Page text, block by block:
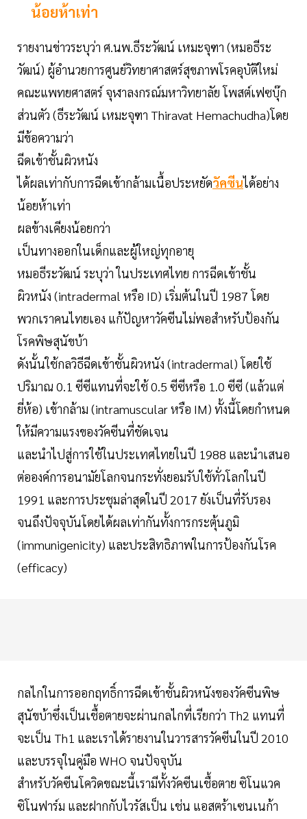
น้อยห้าเท่า
รายงานข่าวระบุว่า ศ.นพ.ธีระวัฒน์ เหมะจุฑา (หมอธีระ
วัฒน์) ผู้อำนวยการศูนย์วิทยาศาสตร์สุขภาพโรคอุบัติใหม่
คณะแพทยศาสตร์ จุฬาลงกรณ์มหาวิทยาลัย โพสต์เฟซบุ๊ก
ส่วนตัว (ธีระวัฒน์ เหมะจุฑา Thiravat Hemachudha)โดย
มีข้อความว่า
ฉีดเข้าชั้นผิวหนัง
ได้ผลเท่ากับการฉีดเข้ากล้ามเนื้อประหยัดวัคซีนได้อย่าง
น้อยห้าเท่า
ผลข้างเคียงน้อยกว่า
เป็นทางออกในเด็กและผู้ใหญ่ทุกอายุ
หมอธีระวัฒน์ ระบุว่า ในประเทศไทย การฉีดเข้าชั้น
ผิวหนัง (intradermal หรือ ID) เริ่มต้นในปี 1987 โดย
พวกเราคนไทยเอง แก้ปัญหาวัคซีนไม่พอสำหรับป้องกัน
โรคพิษสุนัขบ้า
ดังนั้นใช้กลวิธีฉีดเข้าชั้นผิวหนัง (intradermal) โดยใช้
ปริมาณ 0.1 ซีซีแทนที่จะใช้ 0.5 ซีซีหรือ 1.0 ซีซี (แล้วแต่
ยี่ห้อ) เข้ากล้าม (intramuscular หรือ IM) ทั้งนี้โดยกำหนด
ให้มีความแรงของวัคซีนที่ชัดเจน
และนำไปสู่การใช้ในประเทศไทยในปี 1988 และนำเสนอ
ต่อองค์การอนามัยโลกจนกระทั่งยอมรับใช้ทั่วโลกในปี
1991 และการประชุมล่าสุดในปี 2017 ยังเป็นที่รับรอง
จนถึงปัจจุบันโดยได้ผลเท่ากันทั้งการกระตุ้นภูมิ
(immunigenicity) และประสิทธิภาพในการป้องกันโรค
(efficacy)
กลไกในการออกฤทธิ์การฉีดเข้าชั้นผิวหนังของวัคซีนพิษ
สุนัขบ้าซึ่งเป็นเชื้อตายจะผ่านกลไกที่เรียกว่า Th2 แทนที่
จะเป็น Th1 และเราได้รายงานในวารสารวัคซีนในปี 2010
และบรรจุในคู่มือ WHO จนปัจจุบัน
สำหรับวัคซีนโควิดขณะนี้เรามีทั้งวัคซีนเชื้อตาย ซิโนแวค
ซิโนฟาร์ม และฝากกับไวรัสเป็น เช่น แอสตร้าเซนเนก้า